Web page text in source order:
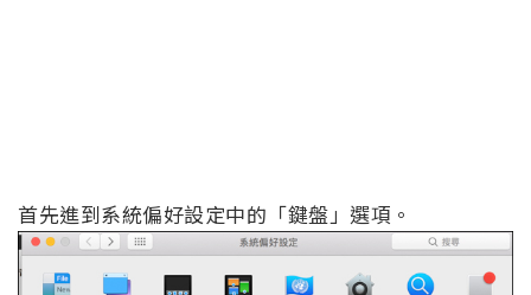
首先進到系統偏好設定中的「鍵盤」選項。